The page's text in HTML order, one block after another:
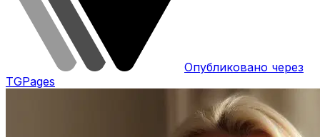
Опубликовано через
TGPages